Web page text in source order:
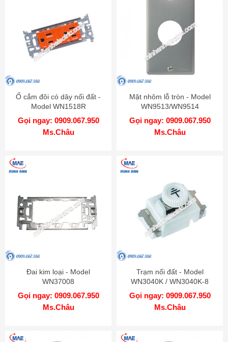
Ổ cắm đôi có dây nối đất -
Model WN1518R
Gọi ngay: 0909.067.950
Ms.Châu
Mặt nhôm lỗ tròn - Model
WN9513/WN9514
Gọi ngay: 0909.067.950
Ms.Châu
Đai kim loại - Model
WN37008
Gọi ngay: 0909.067.950
Ms.Châu
Trạm nối đất - Model
WN3040K / WN3040K-8
Gọi ngay: 0909.067.950
Ms.Châu